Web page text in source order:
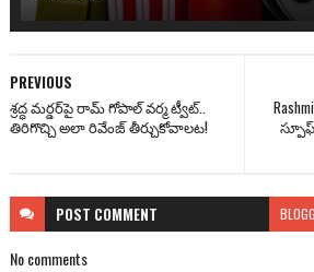
PREVIOUS
శ్రద్ధ మర్డర్‌పై రామ్‌ గోపాల్ వర్మ ట్వీట్..
తిరిగొచ్చి అలా రివేంజ్ తీర్చుకోవాలట!
POST COMMENT
No comments